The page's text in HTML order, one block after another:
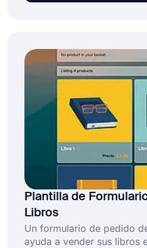
Plantilla de
Libros
Un formulario de pedido
ayuda a vender sus libros